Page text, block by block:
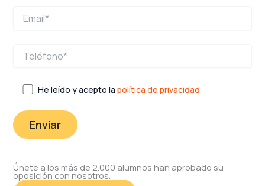
He leído y acepto lapolítica de privacidad
Únete a los más de 2.000 alumnos han aprobado su
oposición con nosotros.